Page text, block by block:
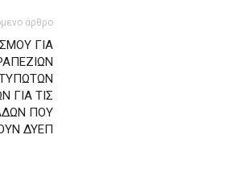
άρθρο
ΓΙΑ
ΓΙΑ ΤΙΣ
ΠΟΥ
ΔΥΕΠ